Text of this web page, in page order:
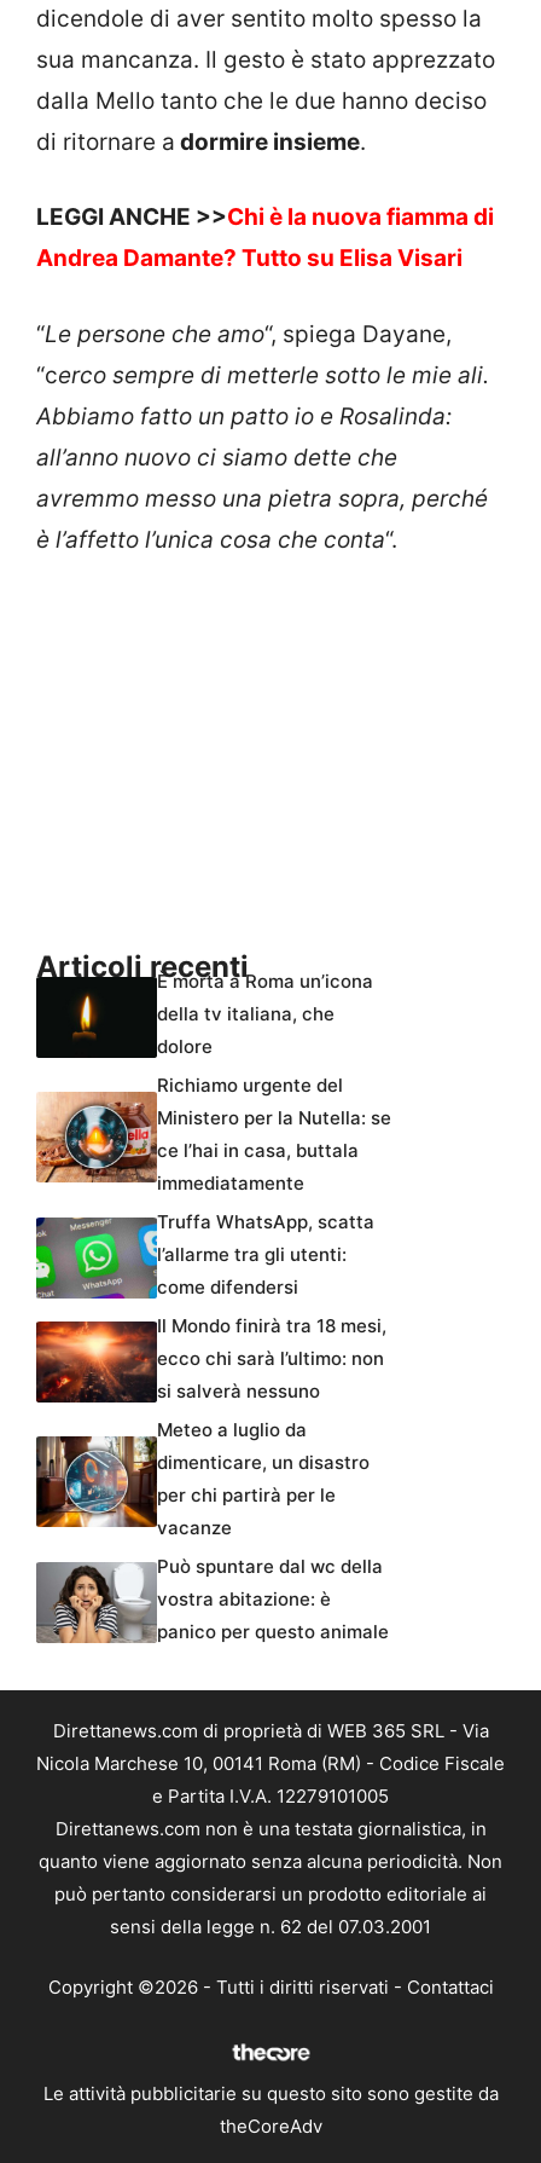
dicendole di aver sentito molto spesso la
sua mancanza. Il gesto è stato apprezzato
dalla Mello tanto che le due hanno deciso
di ritornare a dormire insieme.
LEGGI ANCHE >>Chi è la nuova fiamma di
Andrea Damante? Tutto su Elisa Visari
“Le persone che amo“, spiega Dayane,
“cerco sempre di metterle sotto le mie ali.
Abbiamo fatto un patto io e Rosalinda:
all’anno nuovo ci siamo dette che
avremmo messo una pietra sopra, perché
è l’affetto l’unica cosa che conta“.
Articoli recentiÈ morta a Roma un’icona
della tv italiana, che
dolore
Richiamo urgente del
Ministero per la Nutella: se
ce l’hai in casa, buttala
immediatamente
Truffa WhatsApp, scatta
l’allarme tra gli utenti:
come difendersi
Il Mondo finirà tra 18 mesi,
ecco chi sarà l’ultimo: non
si salverà nessuno
Meteo a luglio da
dimenticare, un disastro
per chi partirà per le
vacanze
Può spuntare dal wc della
vostra abitazione: è
panico per questo animale
Direttanews.com di proprietà di WEB 365 SRL - Via
Nicola Marchese 10, 00141 Roma (RM) - Codice Fiscale
e Partita I.V.A. 12279101005
Direttanews.com non è una testata giornalistica, in
quanto viene aggiornato senza alcuna periodicità. Non
può pertanto considerarsi un prodotto editoriale ai
sensi della legge n. 62 del 07.03.2001
Copyright ©2026 - Tutti i diritti riservati - Contattaci
Le attività pubblicitarie su questo sito sono gestite da
theCoreAdv